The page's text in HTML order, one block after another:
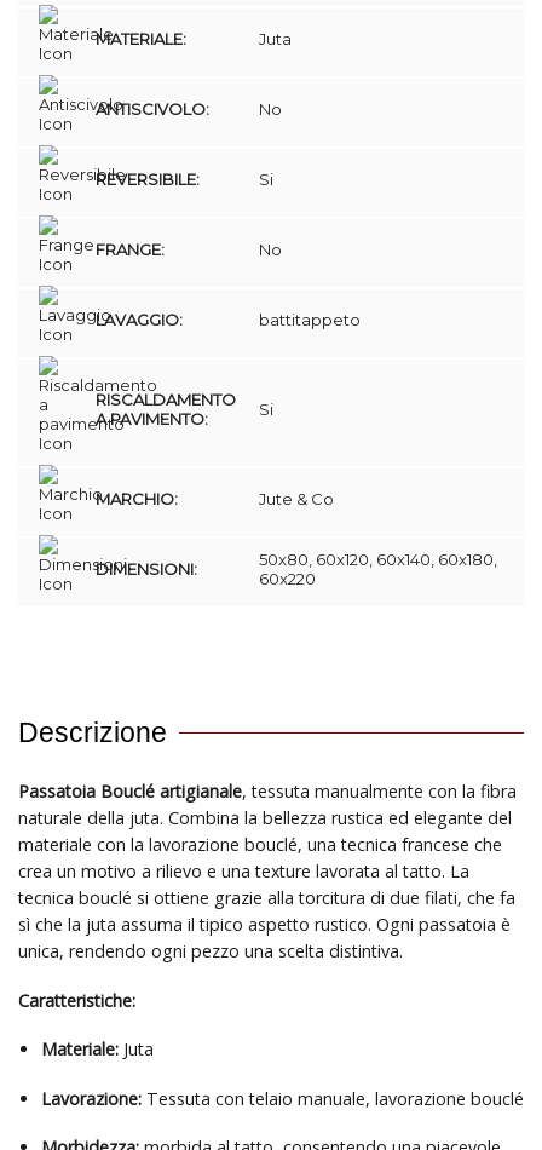
MATERIALE: Juta
ANTISCIVOLO: No
REVERSIBILE: Si
FRANGE: No
LAVAGGIO: battitappeto
RISCALDAMENTO
A PAVIMENTO:
Si
MARCHIO: Jute & Co
DIMENSIONI:
50x80, 60x120, 60x140, 60x180,
60x220
Descrizione
Passatoia Bouclé artigianale, tessuta manualmente con la fibra
naturale della juta. Combina la bellezza rustica ed elegante del
materiale con la lavorazione bouclé, una tecnica francese che
crea un motivo a rilievo e una texture lavorata al tatto. La
tecnica bouclé si ottiene grazie alla torcitura di due filati, che fa
sì che la juta assuma il tipico aspetto rustico. Ogni passatoia è
unica, rendendo ogni pezzo una scelta distintiva.
Caratteristiche:
Materiale:Juta
Lavorazione:Tessuta con telaio manuale, lavorazione bouclé